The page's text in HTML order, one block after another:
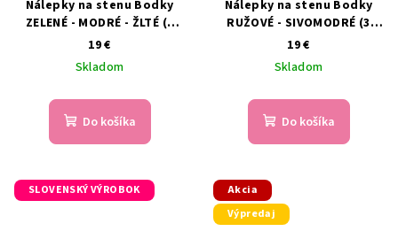
Nálepky na stenu Bodky
ZELENÉ - MODRÉ - ŽLTÉ (4
farby), 80 ks
19 €
Skladom
Do košíka
Nálepky na stenu Bodky
RUŽOVÉ - SIVOMODRÉ (3
farby), 75 ks
19 €
Skladom
Do košíka
SLOVENSKÝ VÝROBOK
Akcia
Výpredaj